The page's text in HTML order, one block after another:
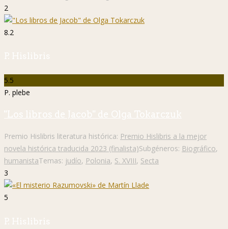
2
8.2
P. Hislibris
5.5
P. plebe
"Los libros de Jacob" de Olga Tokarczuk
Premio Hislibris literatura histórica: Premio Hislibris a la mejor
novela histórica traducida 2023 (finalista)Subgéneros: Biográfico,
humanistaTemas: judío, Polonia, S. XVIII, Secta
3
5
P. Hislibris